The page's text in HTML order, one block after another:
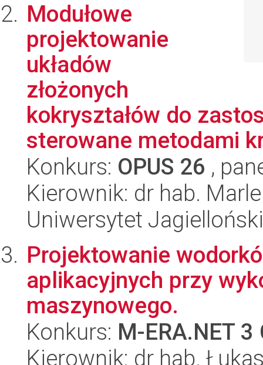
Modułowe
projektowanie
układów
złożonych
kokryształów do
sterowane metodami
Konkurs: OPUS 26 ,
Kierownik: dr hab.
Uniwersytet
Projektowanie
aplikacyjnych przy
maszynowego.
Konkurs: M-ERA.NET
Kierownik: dr hab.